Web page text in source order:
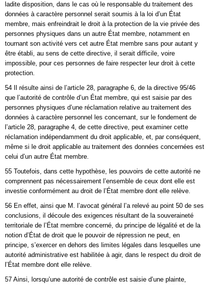
ladite disposition, dans le cas où le responsable du traitement des
données à caractère personnel serait soumis à la loi d’un État
membre, mais enfreindrait le droit à la protection de la vie privée des
personnes physiques dans un autre État membre, notamment en
tournant son activité vers cet autre État membre sans pour autant y
être établi, au sens de cette directive, il serait difficile, voire
impossible, pour ces personnes de faire respecter leur droit à cette
protection.
54 Il résulte ainsi de l’article 28, paragraphe 6, de la directive 95/46
que l’autorité de contrôle d’un État membre, qui est saisie par des
personnes physiques d’une réclamation relative au traitement des
données à caractère personnel les concernant, sur le fondement de
l’article 28, paragraphe 4, de cette directive, peut examiner cette
réclamation indépendamment du droit applicable, et, par conséquent,
même si le droit applicable au traitement des données concernées est
celui d’un autre État membre.
55 Toutefois, dans cette hypothèse, les pouvoirs de cette autorité ne
comprennent pas nécessairement l’ensemble de ceux dont elle est
investie conformément au droit de l’État membre dont elle relève.
56 En effet, ainsi que M. l’avocat général l’a relevé au point 50 de ses
conclusions, il découle des exigences résultant de la souveraineté
territoriale de l’État membre concerné, du principe de légalité et de la
notion d’État de droit que le pouvoir de répression ne peut, en
principe, s’exercer en dehors des limites légales dans lesquelles une
autorité administrative est habilitée à agir, dans le respect du droit de
l’État membre dont elle relève.
57 Ainsi, lorsqu’une autorité de contrôle est saisie d’une plainte,